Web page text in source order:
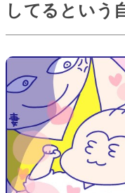
してるという
ろよの夫・ミ